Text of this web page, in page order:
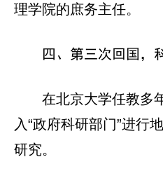
理学院的庶务主任。
四、第三次回国，
在北京大学任教多
入“政府科研部门”进行
研究。